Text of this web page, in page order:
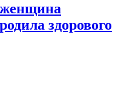
здорового